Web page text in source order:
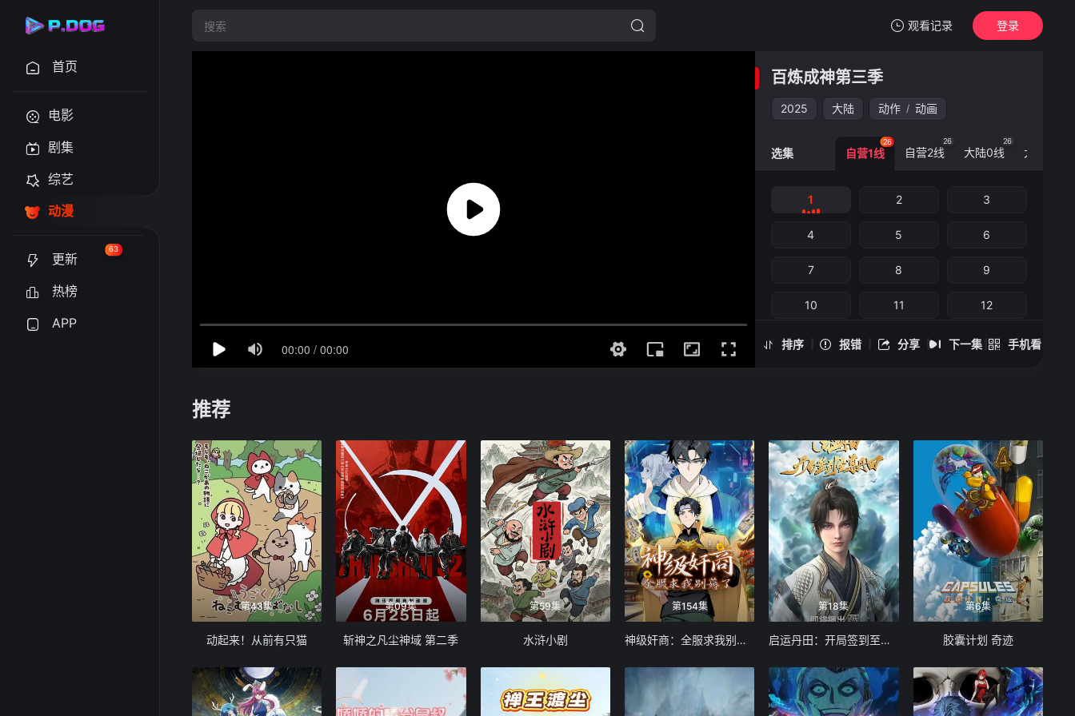
观看记录
我的观影记录
百炼成神第三季
登录
首页
电影
剧集
综艺
动漫
更新
63
热榜
APP
百炼成神第三季
2025 大陆 动作 / 动画
排序 报错 分享 下一集 手机看
百炼成神第三季 -1
选集 自营1线
26
自营2线
26
大陆0线
26
大陆3线
1 2 3
4 5 6
7 8 9
10 11 12
14 15
22 23 24
25 26
推荐
第43集
动起来！从前有只猫
第09集
斩神之凡尘神域 第二季
第59集
水浒小剧
第154集
神级奸商：全服求我别薅了 动态漫画
第18集
启运丹田：开局签到至尊丹田
第6集
胶囊计划 奇迹